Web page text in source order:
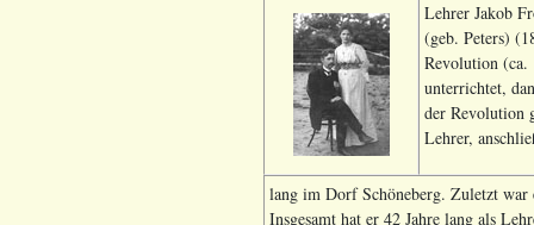
Lehrer Jakob
(geb. Peters)
Revolution (ca.
unterrichtet,
der Revolution
Lehrer,
lang im Dorf Schöneberg. Zuletzt
Insgesamt hat er 42 Jahre lang als